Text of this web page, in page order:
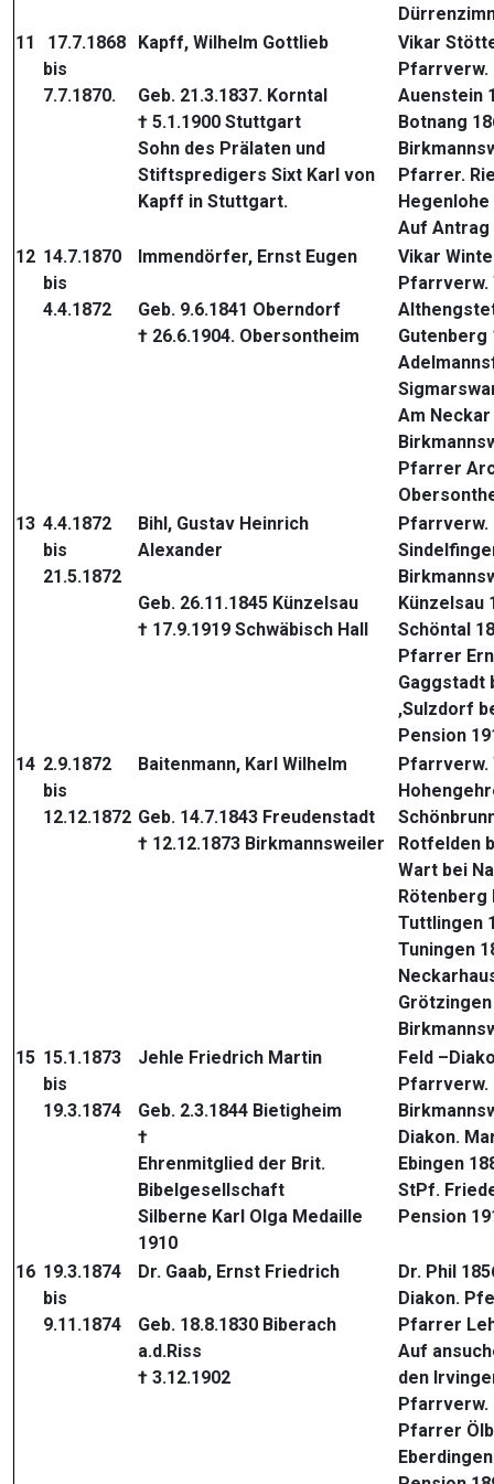
11
17.7.1868
bis
7.7.1870.
Kapff, Wilhelm Gottlieb
Geb. 21.3.1837. Korntal
† 5.1.1900 Stuttgart
Sohn des Prälaten und
Stiftspredigers Sixt Karl von
Kapff in Stuttgart.
Vikar
Pfarrverw.
Auenstein
Botnang
Pfarrer.
Hegenlohe
Auf Antrag
12 14.7.1870
bis
4.4.1872
Immendörfer, Ernst Eugen
Geb. 9.6.1841 Oberndorf
† 26.6.1904. Obersontheim
Vikar
Pfarrverw.
Gutenberg
Am Neckar
Pfarrer
13 4.4.1872
bis
21.5.1872
Bihl, Gustav Heinrich
Alexander
Geb. 26.11.1845 Künzelsau
† 17.9.1919 Schwäbisch Hall
Pfarrverw.
Künzelsau
Schöntal
Pfarrer
Gaggstadt
,Sulzdorf
Pension
14 2.9.1872
bis
12.12.1872
Baitenmann, Karl Wilhelm
Geb. 14.7.1843 Freudenstadt
† 12.12.1873 Birkmannsweiler
Pfarrverw.
Rotfelden
Wart bei
Rötenberg
Tuttlingen
Tuningen
Grötzingen
15 15.1.1873
bis
19.3.1874
Jehle Friedrich Martin
Geb. 2.3.1844 Bietigheim
†
Ehrenmitglied der Brit.
Bibelgesellschaft
Silberne Karl Olga Medaille
1910
Feld
Pfarrverw.
Diakon.
Ebingen
StPf.
Pension
16 19.3.1874
bis
9.11.1874
Dr. Gaab, Ernst Friedrich
Geb. 18.8.1830 Biberach
a.d.Riss
† 3.12.1902
Dr. Phil
Diakon.
Pfarrer
Auf
den
Pfarrverw.
Pfarrer